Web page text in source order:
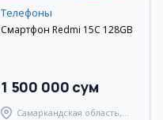
Телефоны
Смартфон Redmi 15C 128GB
1 500 000 сум
Самаркандская область,